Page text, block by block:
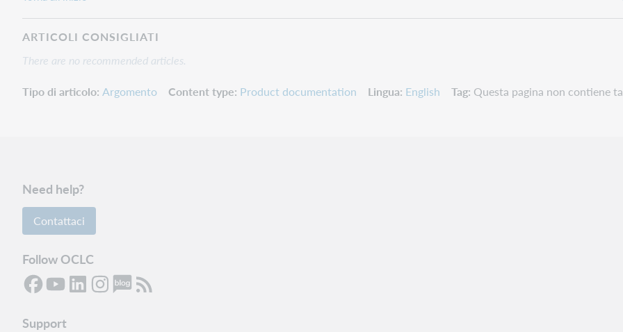
ARTICOLI CONSIGLIATI
There are no recommended articles.
Tipo di articolo Argomento Content type Product documentation Lingua English Tag Questa pagina non contiene
Need help?
Contattaci
Follow OCLC
Support